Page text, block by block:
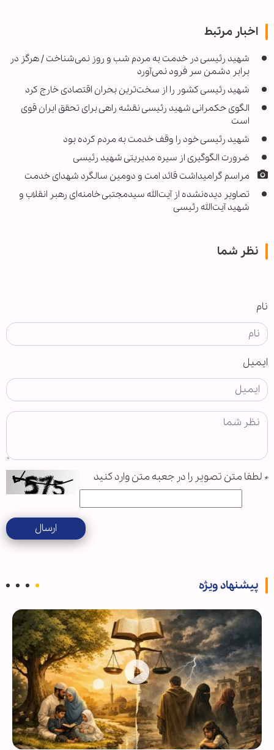
اخبار مرتبط
شهید رئیسی در خدمت به مردم شب و روز نمی‌شناخت / هرگز در
برابر دشمن سر فرود نمی‌آورد
شهید رئیسی کشور را از سخت‌ترین بحران اقتصادی خارج کرد
الگوی حکمرانی شهید رئیسی نقشه راهی برای تحقق ایران قوی
است
شهید رئیسی خود را وقف خدمت به مردم کرده بود
ضرورت الگوگیری از سیره مدیریتی شهید رئیسی
مراسم گرامیداشت قائد امت و دومین سالگرد شهدای خدمت
تصاویر دیده‌نشده از آیت‌الله سیدمجتبی خامنه‌ای رهبر انقلاب و
شهید آیت‌الله رئیسی
نظر شما
نام
ایمیل
* لطفا متن تصویر را در جعبه متن وارد کنید
ارسال
پیشنهاد ویژه